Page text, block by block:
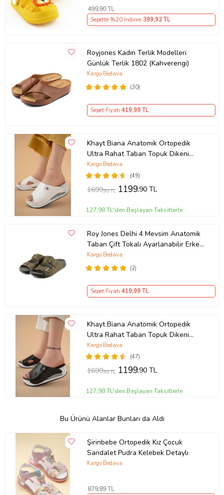
499,90 TL
Sepette %20 İndirim 399,92 TL
Royjones Kadın Terlik Modelleri
Günlük Terlik 1802 (Kahverengi)
(30)
Kargo Bedava
Sepet Fiyatı 419,99 TL
Khayt Biana Anatomik Ortopedik
Ultra Rahat Taban Topuk Dikeni
Tavsiyeli Madikal Sabo Günlük Kadın
Terlik (Beyaz) (49)
Kargo Bedava
1699,90 TL 1199,90 TL
127,98 TL'den Başlayan Taksitlerle
Roy Jones Delhi 4 Mevsim Anatomik
Taban Çift Tokalı Ayarlanabilir Erkek
Terlik 5002 (Haki)
(2)
Kargo Bedava
Sepet Fiyatı 419,99 TL
Khayt Biana Anatomik Ortopedik
Ultra Rahat Taban Topuk Dikeni
Tavsiyeli Madikal Sabo Günlük Kadın
Terlik (Siyah) (47)
Kargo Bedava
1699,90 TL 1199,90 TL
127,98 TL'den Başlayan Taksitlerle
Bu Ürünü Alanlar Bunları da Aldı
Şirinbebe Ortopedik Kız Çocuk
Sandalet Pudra Kelebek Detaylı
Kargo Bedava
879,89 TL